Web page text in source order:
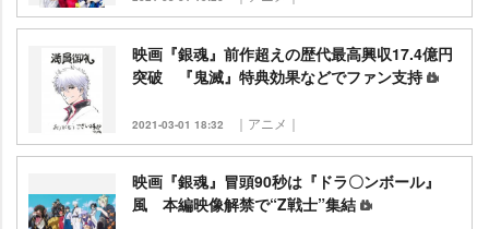
映画『銀魂』前作超えの歴代最高興収17.4億円
突破 『鬼滅』特典効果などでファン支持
2021-03-01 18:32 ｜アニメ｜
映画『銀魂』冒頭90秒は『ドラ〇ンボール』
風 本編映像解禁で“Z戦士”集結